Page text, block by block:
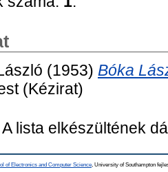
(1953) Bóka
(Kézirat)
A lista elkészültének
of Electronics and Computer Science , University of Southampton